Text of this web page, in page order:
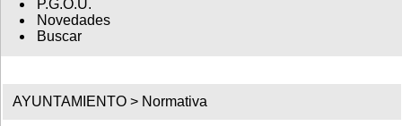
P.G.O.U.
Novedades
Buscar
AYUNTAMIENTO > Normativa